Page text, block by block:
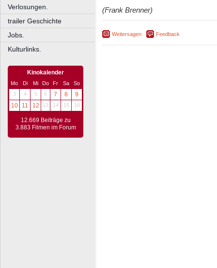
Verlosungen.
trailer Geschichte
Jobs.
Kulturlinks.
Kinokalender
Mo Di Mi Do Fr Sa
So
3
4 5 6 7 8
9
10
11 12 13 14 15 16
12.669 Beiträge zu
3.883 Filmen im Forum
(Frank Brenner)
Weitersagen Feedback